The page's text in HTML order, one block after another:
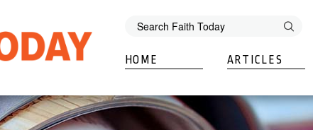
HOME ARTICLES